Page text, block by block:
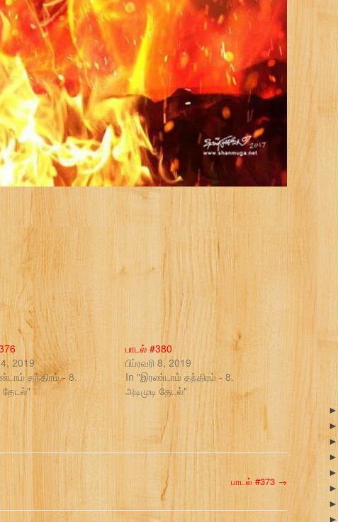
4, 2019
தந்திரம் - 8.
தேடல்"
பாடல் #380
பிப்ரவரி 8, 2019
In "இரண்டாம் தந்திரம் - 8.
அடிமுடி தேடல்"
பாடல் #373 →
►
►
►
►
►
►
►
►